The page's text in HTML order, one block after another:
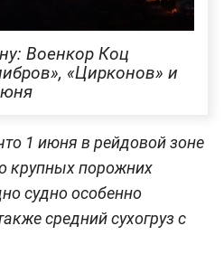
Военкор Коц
«Цирконов» и
1 июня в рейдовой зоне
крупных порожних
судно особенно
средний сухогруз с